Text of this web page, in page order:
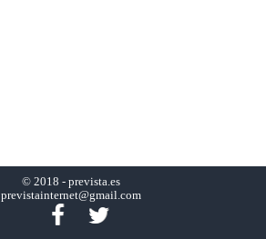
© 2018 - prevista.es
previstainternet@gmail.com